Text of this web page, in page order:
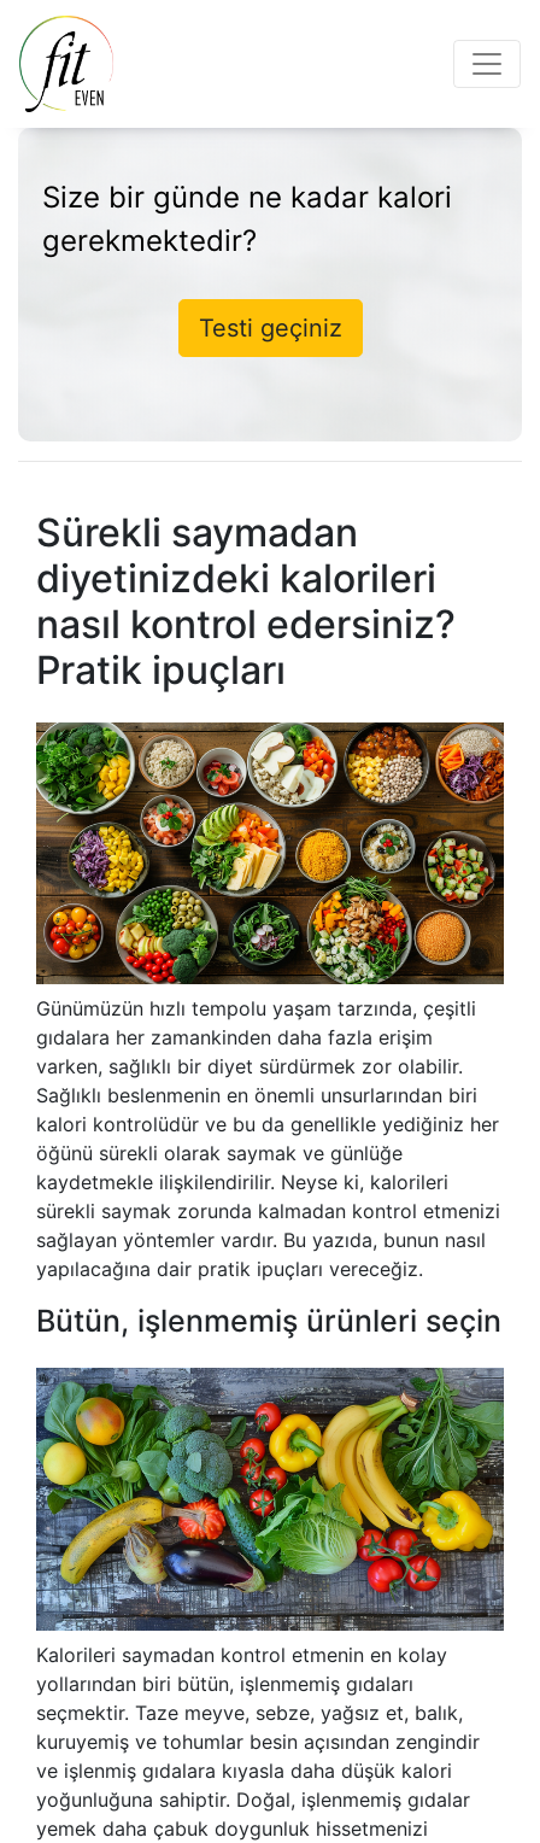
Size bir günde ne kadar kalori
gerekmektedir?
Testi geçiniz
Sürekli saymadan
diyetinizdeki kalorileri
nasıl kontrol edersiniz?
Pratik ipuçları
Günümüzün hızlı tempolu yaşam tarzında, çeşitli
gıdalara her zamankinden daha fazla erişim
varken, sağlıklı bir diyet sürdürmek zor olabilir.
Sağlıklı beslenmenin en önemli unsurlarından biri
kalori kontrolüdür ve bu da genellikle yediğiniz her
öğünü sürekli olarak saymak ve günlüğe
kaydetmekle ilişkilendirilir. Neyse ki, kalorileri
sürekli saymak zorunda kalmadan kontrol etmenizi
sağlayan yöntemler vardır. Bu yazıda, bunun nasıl
yapılacağına dair pratik ipuçları vereceğiz.
Bütün, işlenmemiş ürünleri seçin
Kalorileri saymadan kontrol etmenin en kolay
yollarından biri bütün, işlenmemiş gıdaları
seçmektir. Taze meyve, sebze, yağsız et, balık,
kuruyemiş ve tohumlar besin açısından zengindir
ve işlenmiş gıdalara kıyasla daha düşük kalori
yoğunluğuna sahiptir. Doğal, işlenmemiş gıdalar
yemek daha çabuk doygunluk hissetmenizi